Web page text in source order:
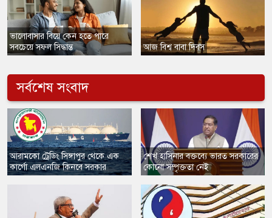
ভালোবাসার বিয়ে কেন হতে পারে
সবচেয়ে সফল সিদ্ধান্ত
আজ বিশ্ব বাবা দিবস
সর্বশেষ সংবাদ
​আরামকো ট্রেডিং সিঙ্গাপুর থেকে এক
কার্গো এলএনজি কিনবে সরকার
শেখ হাসিনার বক্তব্যে ভারত সরকারের
কোনো সম্পৃক্ততা নেই